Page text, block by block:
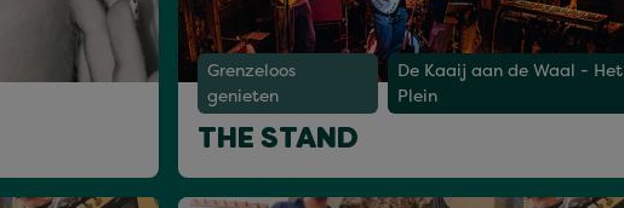
Grenzeloos
genieten
De Kaaij aan de Waal - Het
Plein
THE STAND